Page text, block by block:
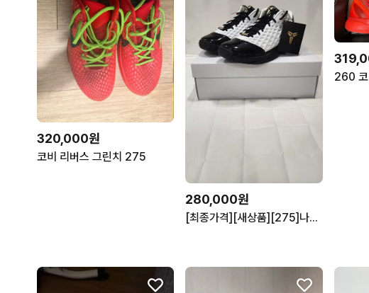
320,000원
코비 리버스 그린치 275
280,000원
[최종가격][새상품][275]나이키 코비 3 프로트로 '맘바시타'